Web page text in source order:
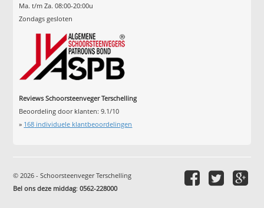
Ma. t/m Za. 08:00-20:00u
Zondags gesloten
Reviews Schoorsteenveger Terschelling
Beoordeling door klanten:9.1/10
» 168 individuele klantbeoordelingen
© 2026 - Schoorsteenveger Terschelling
Bel ons deze middag:0562-228000